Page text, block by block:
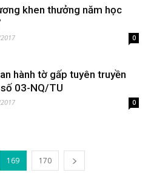
khen thưởng năm học
0
hành tờ gấp tuyên truyền
03-NQ/TU
0
169 170